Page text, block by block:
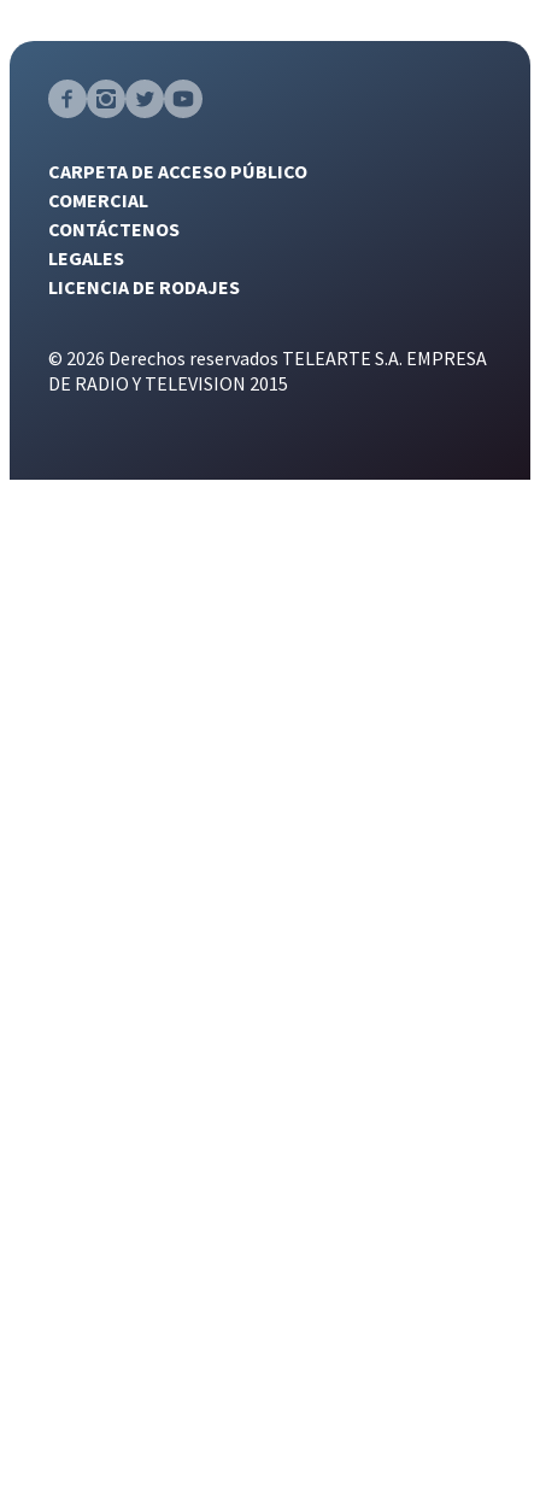
CARPETA DE ACCESO PÚBLICO
COMERCIAL
CONTÁCTENOS
LEGALES
LICENCIA DE RODAJES
© 2026 Derechos reservados TELEARTE S.A. EMPRESA
DE RADIO Y TELEVISION 2015